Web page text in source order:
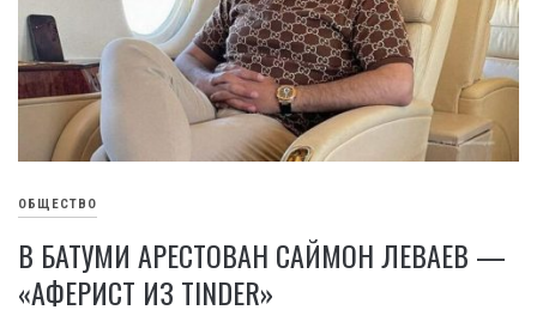
ОБЩЕСТВО
В БАТУМИ АРЕСТОВАН САЙМОН ЛЕВАЕВ —
«АФЕРИСТ ИЗ TINDER»